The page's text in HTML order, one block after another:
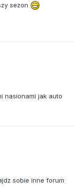
sezon
nasionami jak auto
sobie inne forum